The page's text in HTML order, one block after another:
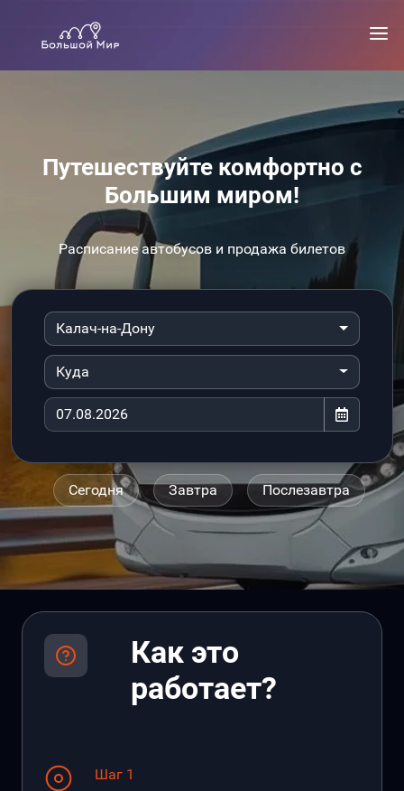
Путешествуйте комфортно с
Большим миром!
Расписание автобусов и продажа билетов
Калач-на-Дону
Куда
Сегодня Завтра Послезавтра
Как это
работает?
Шаг 1